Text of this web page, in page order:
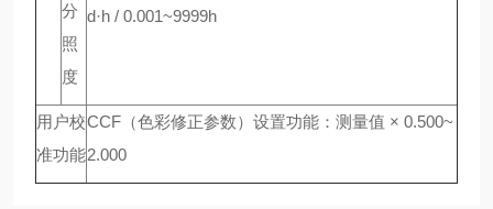
分
照
度
d·h / 0.001~9999h
用户校
准功能
CCF（色彩修正参数）设置功能：测量值 × 0.500~
2.000